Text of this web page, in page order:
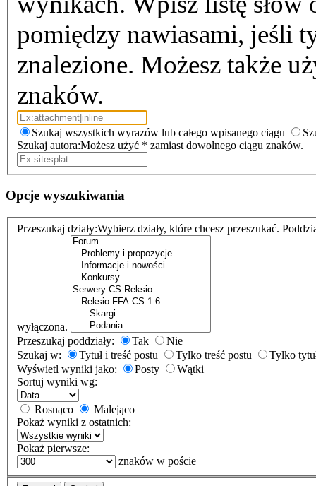
pomiędzy nawiasami, jeśli
znalezione. Możesz także
znaków.
Szukaj wszystkich wyrazów lub całego wpisanego ciągu
Szukaj autora:Możesz użyć * zamiast dowolnego ciągu znaków.
Opcje wyszukiwania
Przeszukaj działy:Wybierz działy, które chcesz przeszukać.
wyłączona.
Przeszukaj poddziały:
Tak
Nie
Szukaj w:
Tytuł i treść postu Tylko treść postu
Tylko
Wyświetl wyniki jako:
Posty
Wątki
Sortuj wyniki wg:
Rosnąco
Malejąco
Pokaż wyniki z ostatnich:
Pokaż pierwsze:
znaków w poście